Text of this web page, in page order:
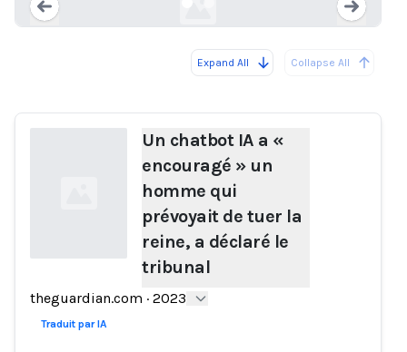
Expand All Collapse All
Loading...
Un chatbot IA a «
encouragé » un
homme qui
prévoyait de tuer la
reine, a déclaré le
tribunal
theguardian.com · 2023
Traduit par IA